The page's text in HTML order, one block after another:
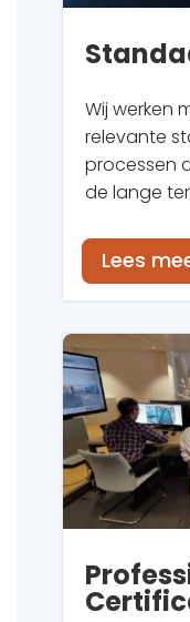
Wij werken
relevante
processen
de lange
Lees